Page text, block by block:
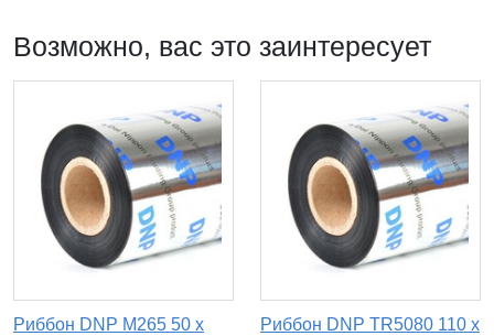
Возможно, вас это заинтересует
Риббон DNP M265 50 х
Риббон DNP TR5080 110 х